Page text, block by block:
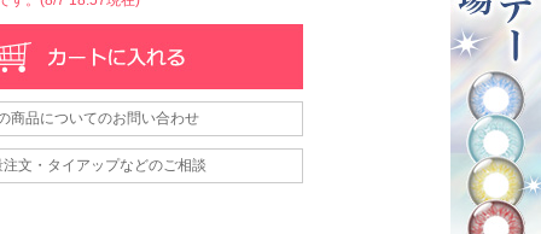
商品についてのお問い合わせ
注文・タイアップなどのご相談